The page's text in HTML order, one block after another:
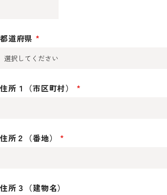
都道府県
住所１（市区町村）
住所２（番地）
住所３（建物名）